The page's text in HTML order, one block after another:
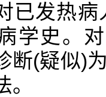
已发热
学史。
断(疑似)